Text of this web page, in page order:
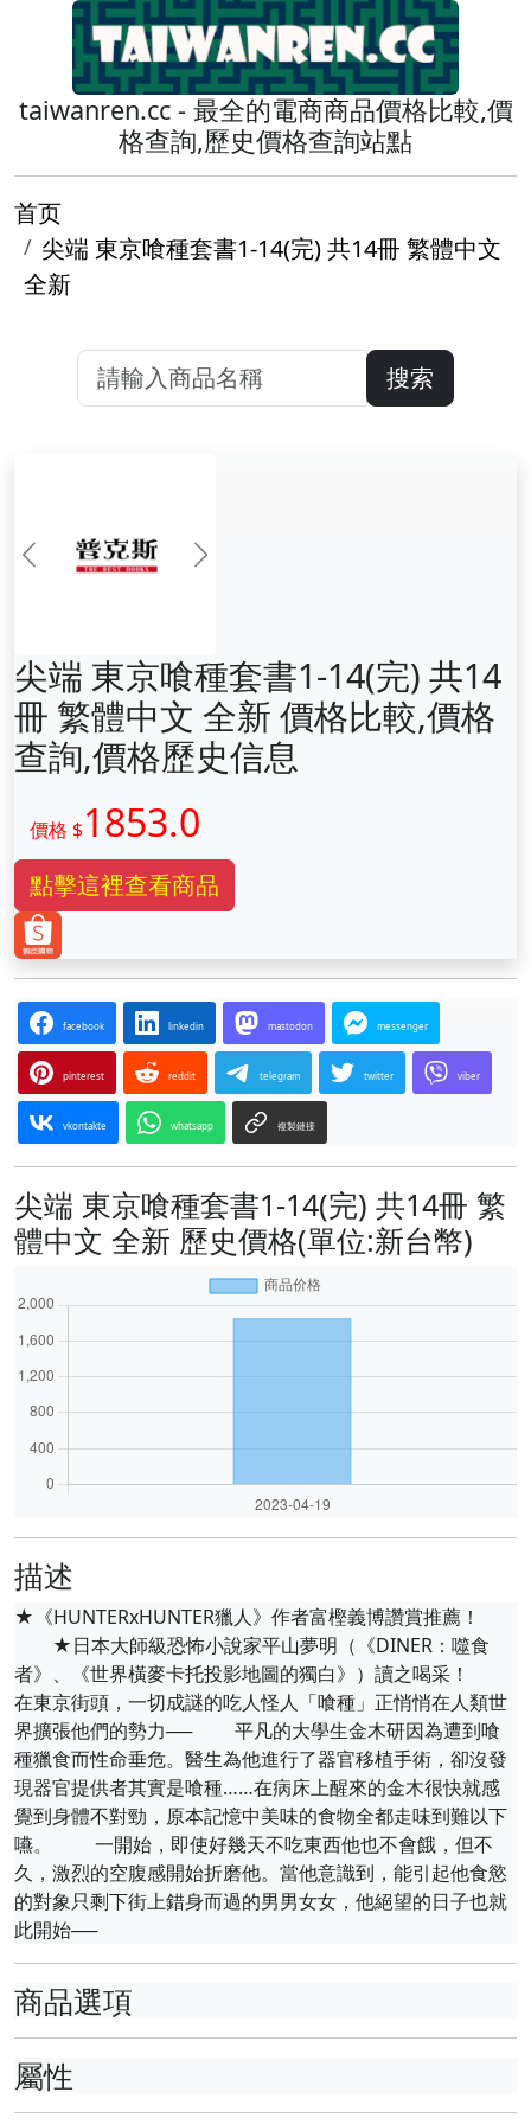
taiwanren.cc - 最全的電商商品價格比較,價
格查詢,歷史價格查詢站點
首页
尖端 東京喰種套書1-14(完) 共14冊 繁體中文
全新
搜索
前一张 下一张
尖端 東京喰種套書1-14(完) 共14
冊 繁體中文 全新 價格比較,價格
查詢,價格歷史信息
價格 $1853.0
點擊這裡查看商品
facebook linkedin mastodon messenger
pinterest reddit telegram twitter viber
vkontakte whatsapp 複製鏈接
尖端 東京喰種套書1-14(完) 共14冊 繁
體中文 全新 歷史價格(單位:新台幣)
描述
★《HUNTERxHUNTER獵人》作者富樫義博讚賞推薦！
★日本大師級恐怖小說家平山夢明（《DINER：噬食
者》、《世界橫麥卡托投影地圖的獨白》）讀之喝采！
在東京街頭，一切成謎的吃人怪人「喰種」正悄悄在人類世
界擴張他們的勢力── 平凡的大學生金木研因為遭到喰
種獵食而性命垂危。醫生為他進行了器官移植手術，卻沒發
現器官提供者其實是喰種……在病床上醒來的金木很快就感
覺到身體不對勁，原本記憶中美味的食物全都走味到難以下
嚥。 一開始，即使好幾天不吃東西他也不會餓，但不
久，激烈的空腹感開始折磨他。當他意識到，能引起他食慾
的對象只剩下街上錯身而過的男男女女，他絕望的日子也就
此開始──
商品選項
屬性